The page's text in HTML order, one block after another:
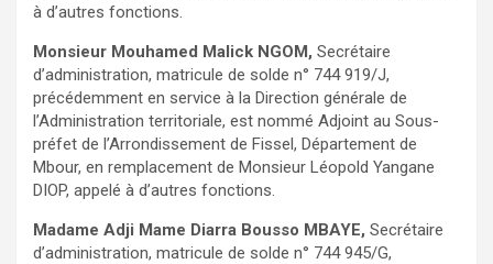
à d’autres fonctions.
Monsieur Mouhamed Malick NGOM, Secrétaire
d’administration, matricule de solde n° 744 919/J,
précédemment en service à la Direction générale de
l’Administration territoriale, est nommé Adjoint au Sous-
préfet de l’Arrondissement de Fissel, Département de
Mbour, en remplacement de Monsieur Léopold Yangane
DIOP, appelé à d’autres fonctions.
Madame Adji Mame Diarra Bousso MBAYE, Secrétaire
d’administration, matricule de solde n° 744 945/G,